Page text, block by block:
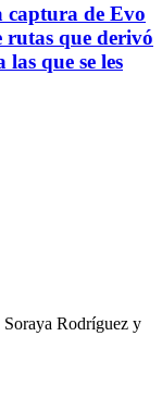
captura de Evo
rutas que derivó
las que se les
Soraya Rodríguez y